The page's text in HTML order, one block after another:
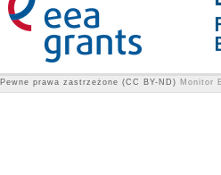
Pewne prawa zastrzeżone (CC BY-ND) Monitor